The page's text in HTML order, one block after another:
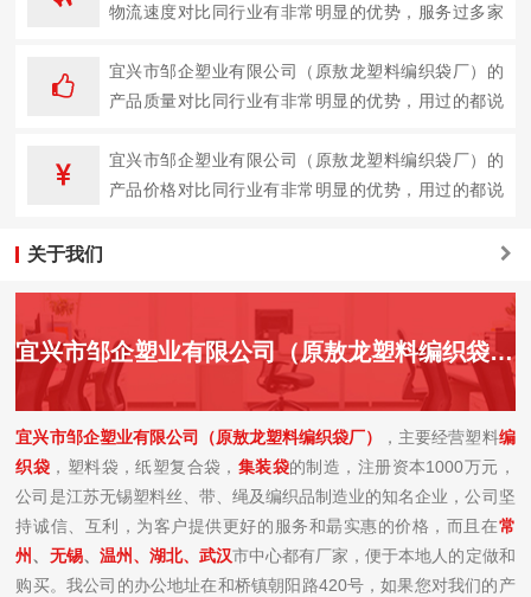
物流速度对比同行业有非常明显的优势，服务过多家
宜兴市邹企塑业有限公司（原敖龙塑料编织袋厂）的
产品质量对比同行业有非常明显的优势，用过的都说
宜兴市邹企塑业有限公司（原敖龙塑料编织袋厂）的
产品价格对比同行业有非常明显的优势，用过的都说
关于我们
宜兴市邹企塑业有限公司（原敖龙塑料编织袋厂）简介
宜兴市邹企塑业有限公司（原敖龙塑料编织袋厂） ，主要经营塑料编
织袋 ，塑料袋，纸塑复合袋， 集装袋的制造，注册资本1000万元，
公司是江苏无锡塑料丝、带、绳及编织品制造业的知名企业，公司坚
持诚信、互利，为客户提供更好的服务和朂实惠的价格，而且在常
州、 无锡、 温州、湖北、 武汉市中心都有厂家，便于本地人的定做和
购买。我公司的办公地址在和桥镇朝阳路420号，如果您对我们的产